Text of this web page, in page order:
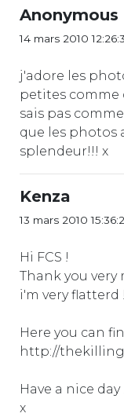
Anonymous
14 mars 2010
j'adore les
petites comme
sais pas
que les photos
splendeur!!! x
Kenza
13 mars 2010
Hi FCS !
Thank you very
i'm very flatterd !
Here you can
http://
Have a nice day
x